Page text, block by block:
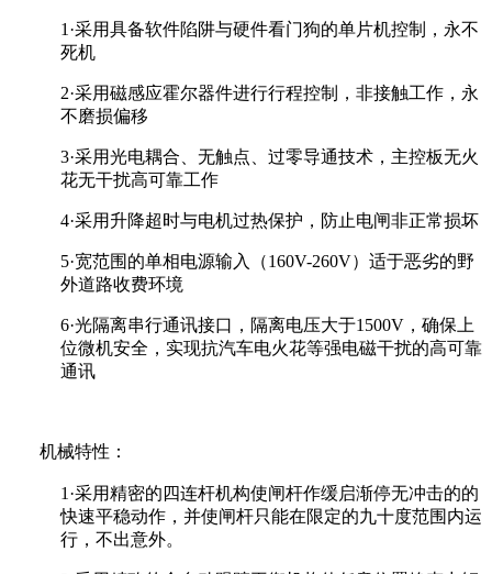
1 ·采用具备软件陷阱与硬件看门狗的单片机控制，永不
死机
2·采用磁感应霍尔器件进行行程控制，非接触工作，永
不磨损偏移
3·采用光电耦合、无触点、过零导通技术，主控板无火
花无干扰高可靠工作
4·采用升降超时与电机过热保护，防止电闸非正常损坏
5·宽范围的单相电源输入（160V-260V）适于恶劣的野
外道路收费环境
6·光隔离串行通讯接口，隔离电压大于1500V，确保上
位微机安全，实现抗汽车电火花等强电磁干扰的高可靠
通讯
机械特性：
1 ·采用精密的四连杆机构使闸杆作缓启渐停无冲击的的
快速平稳动作，并使闸杆只能在限定的九十度范围内运
行，不出意外。